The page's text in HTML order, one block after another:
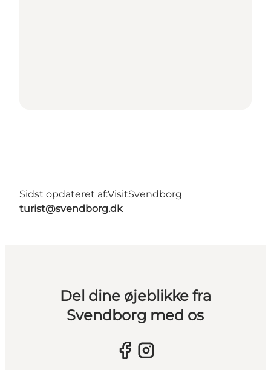
Sidst opdateret af:VisitSvendborg
turist@svendborg.dk
Del dine øjeblikke fra
Svendborg med os